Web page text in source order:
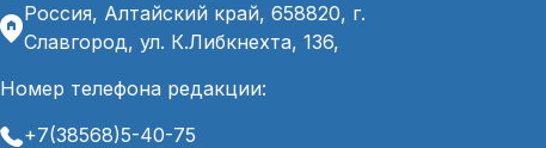
Россия, Алтайский край, 658820, г.
Славгород, ул. К.Либкнехта, 136,
Номер телефона редакции:
+7(38568)5-40-75